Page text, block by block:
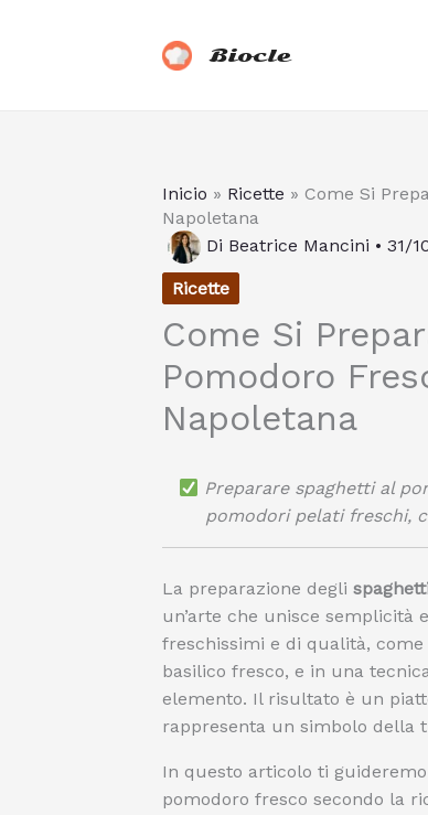
Biocle
Inicio » Ricette » Come Si
Napoletana
Di Beatrice Mancini • 31/
Ricette
Come Si
Pomodoro
Napoletana
Preparare spaghetti al
pomodori pelati freschi,
La preparazione degli
un’arte che unisce semplicità
freschissimi e di qualità, come
basilico fresco, e in una
elemento. Il risultato è un
rappresenta un simbolo della
In questo articolo ti
pomodoro fresco secondo la